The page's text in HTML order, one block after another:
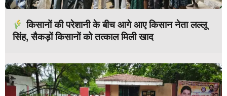
किसानों की परेशानी के बीच आगे आए किसान नेता लल्लू
सिंह, सैकड़ों किसानों को तत्काल मिली खाद